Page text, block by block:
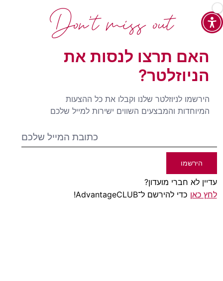
האם תרצו לנסות את
הניוזלטר?
הירשמו לניוזלטר שלנו וקבלו את כל ההצעות
המיוחדות והמבצעים השווים ישירות למייל שלכם
הירשמו
עדיין לא חברי מועדון?
לחץ כאן כדי להירשם ל־AdvantageCLUB!
Don't miss out